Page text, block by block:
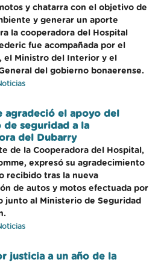
y chatarra con el objetivo de
y generar un aporte
la cooperadora del Hospital
fue acompañada por el
el Ministro del Interior y el
del gobierno bonaerense.
agradeció el apoyo del
de seguridad a la
del Dubarry
de la Cooperadora del Hospital,
expresó su agradecimiento
recibido tras la nueva
de autos y motos efectuada por
junto al Ministerio de Seguridad
justicia a un año de la